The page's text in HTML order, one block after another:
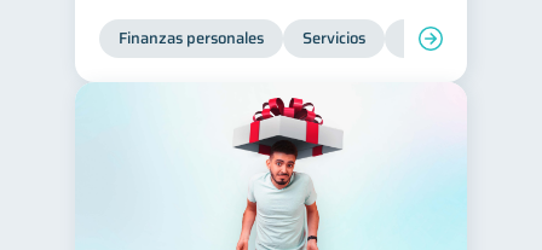
Finanzas personales Servicios Inclusión financiera